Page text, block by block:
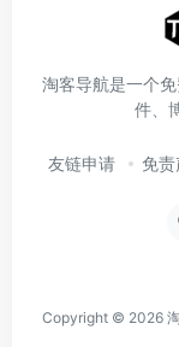
淘客导航是一个
件、
友链申请 免
Copyright © 2026